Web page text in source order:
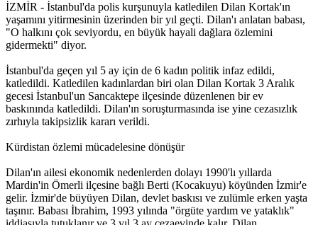
Müjgan Ekin’in ailesi İHD’ye başvurdu
14:57 05/12/2016
Mor Dayanışma’dan ‘İhtiyaç sahiplerine ulaşıyoruz’
kampanyası
11:32 05/12/2016
Basına yönelik baskılara karşı ‘Eleştirel Medya Topluluğu’
İZMİR - İstanbul'da polis kurşunuyla katledilen Dilan Kortak'ın
yaşamını yitirmesinin üzerinden bir yıl geçti. Dilan'ı anlatan babası,
"O halkını çok seviyordu, en büyük hayali dağlara özlemini
gidermekti" diyor.
İstanbul'da geçen yıl 5 ay için de 6 kadın politik infaz edildi,
katledildi. Katledilen kadınlardan biri olan Dilan Kortak 3 Aralık
gecesi İstanbul'un Sancaktepe ilçesinde düzenlenen bir ev
baskınında katledildi. Dilan'ın soruşturmasında ise yine cezasızlık
zırhıyla takipsizlik kararı verildi.
Kürdistan özlemi mücadelesine dönüşür
Dilan'ın ailesi ekonomik nedenlerden dolayı 1990'lı yıllarda
Mardin'in Ömerli ilçesine bağlı Berti (Kocakuyu) köyünden İzmir'e
gelir. İzmir'de büyüyen Dilan, devlet baskısı ve zulümle erken yaşta
taşınır. Babası İbrahim, 1993 yılında "örgüte yardım ve yataklık"